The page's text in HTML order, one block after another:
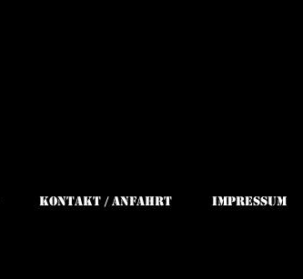
Kontakt / Anfahrt Impressum